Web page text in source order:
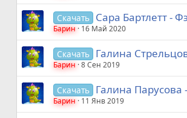
Скачать Сара Бартлетт -
Барин 16 Май 2020
Скачать Галина
Барин 8 Сен 2019
Скачать Галина
Барин 11 Янв 2019